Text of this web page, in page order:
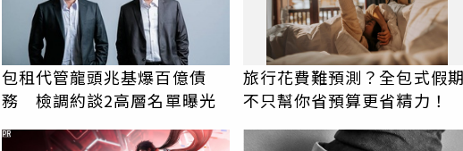
包租代管龍頭兆基爆百億債
務 檢調約談2高層名單曝光
旅行花費難預測？全包式假
不只幫你省預算更省精力！
PR